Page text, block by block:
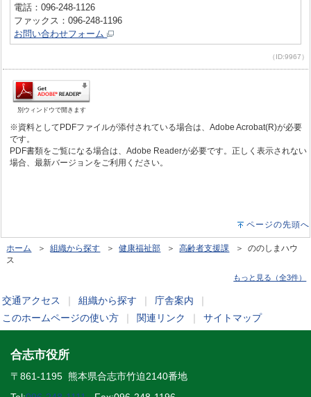
電話：096-248-1126
ファックス：096-248-1196
お問い合わせフォーム
（ID:9967）
別ウィンドウで開きます
※資料としてPDFファイルが添付されている場合は、Adobe Acrobat(R)が必要
です。
PDF書類をご覧になる場合は、Adobe Readerが必要です。正しく表示されない
場合、最新バージョンをご利用ください。
ページの先頭へ
ホーム ＞組織から探す ＞健康福祉部 ＞高齢者支援課 ＞ ののしまハウ
ス
もっと見る（全3件）
交通アクセス 組織から探す 庁舎案内
このホームページの使い方
関連リンク サイトマップ
合志市役所
〒861-1195 熊本県合志市竹迫2140番地